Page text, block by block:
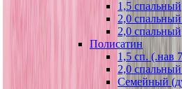
1,5 спальный
2,0
2,0 спальный
Полисатин
1,5 сп. (.нав
2,0
Семейный